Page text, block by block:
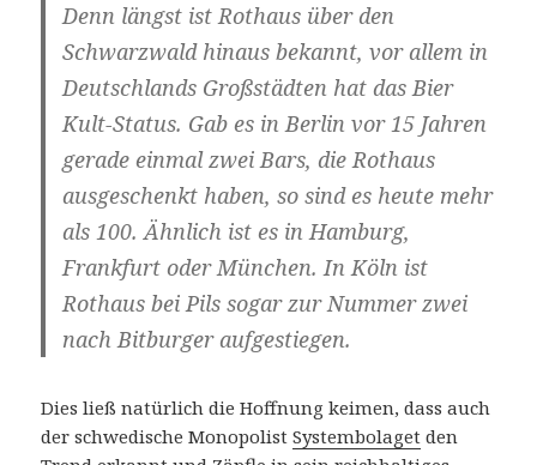
Denn längst ist Rothaus über den
Schwarzwald hinaus bekannt, vor allem in
Deutschlands Großstädten hat das Bier
Kult-Status. Gab es in Berlin vor 15 Jahren
gerade einmal zwei Bars, die Rothaus
ausgeschenkt haben, so sind es heute mehr
als 100. Ähnlich ist es in Hamburg,
Frankfurt oder München. In Köln ist
Rothaus bei Pils sogar zur Nummer zwei
nach Bitburger aufgestiegen.
Dies ließ natürlich die Hoffnung keimen, dass auch
der schwedische MonopolistSystembolaget den